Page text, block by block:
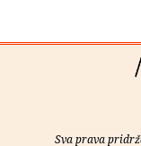
Sva prava